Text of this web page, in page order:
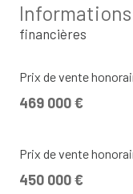
Informations
financières
Prix de vente
469 000 €
Prix de vente
450 000 €